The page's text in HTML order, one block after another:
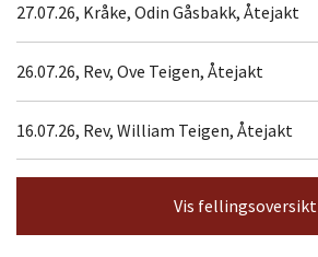
27.07.26, Kråke, Odin Gåsbakk, Åtejakt
26.07.26, Rev, Ove Teigen, Åtejakt
16.07.26, Rev, William Teigen, Åtejakt
Vis fellingsoversikt